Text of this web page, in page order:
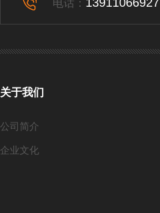
电话：
关于我们
公司简介
企业文化